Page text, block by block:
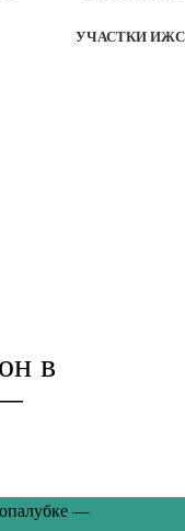
УЧАСТКИ ИЖС
в